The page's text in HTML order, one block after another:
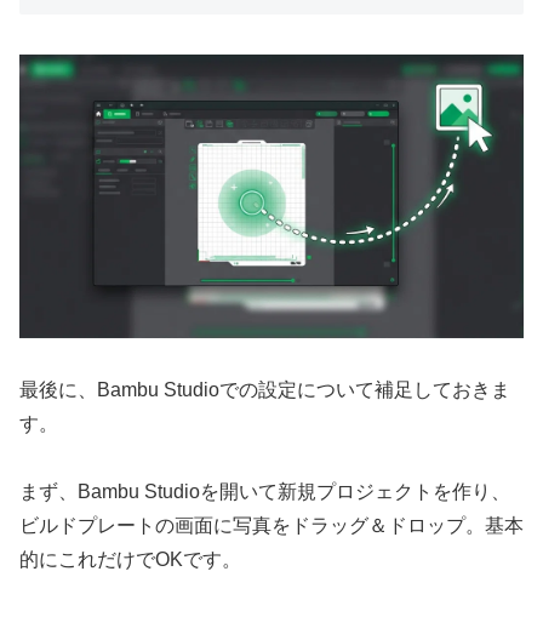
最後に、Bambu Studioでの設定について補足しておきま
す。
まず、Bambu Studioを開いて新規プロジェクトを作り、
ビルドプレートの画面に写真をドラッグ＆ドロップ。基本
的にこれだけでOKです。